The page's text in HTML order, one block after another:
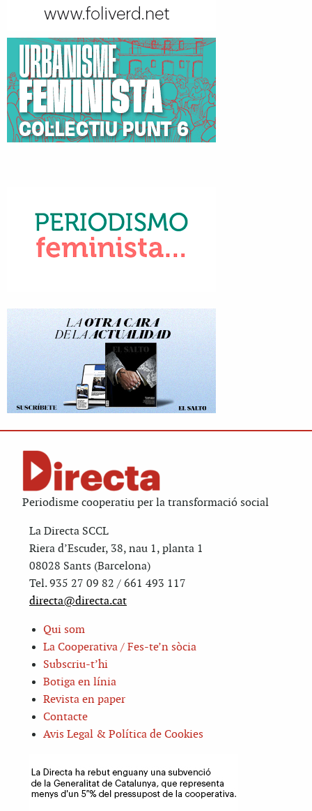
Periodisme cooperatiu per la transformació social
La Directa SCCL
Riera d’Escuder, 38, nau 1, planta 1
08028 Sants (Barcelona)
Tel. 935 27 09 82 / 661 493 117
directa@directa.cat
Qui som
La Cooperativa / Fes-te’n sòcia
Subscriu-t’hi
Botiga en línia
Revista en paper
Contacte
Avis Legal & Política de Cookies